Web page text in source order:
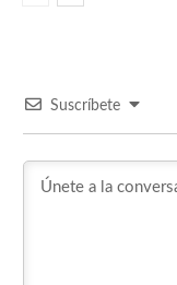
Suscríbete